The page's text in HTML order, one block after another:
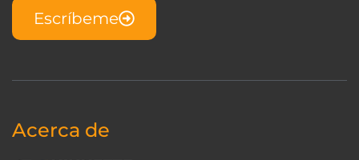
Escríbeme
Acerca de